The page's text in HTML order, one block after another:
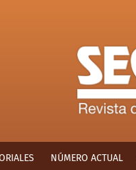
Ideas y
NÚMERO ACTUAL